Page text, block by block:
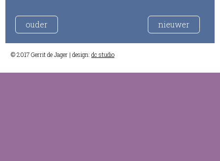
ouder nieuwer
© 2017 Gerrit de Jager | design: dc studio